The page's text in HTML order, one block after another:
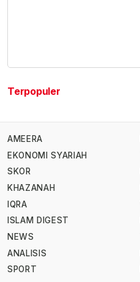
Terpopuler
AMEERA
EKONOMI SYARIAH
SKOR
KHAZANAH
IQRA
ISLAM DIGEST
NEWS
ANALISIS
SPORT